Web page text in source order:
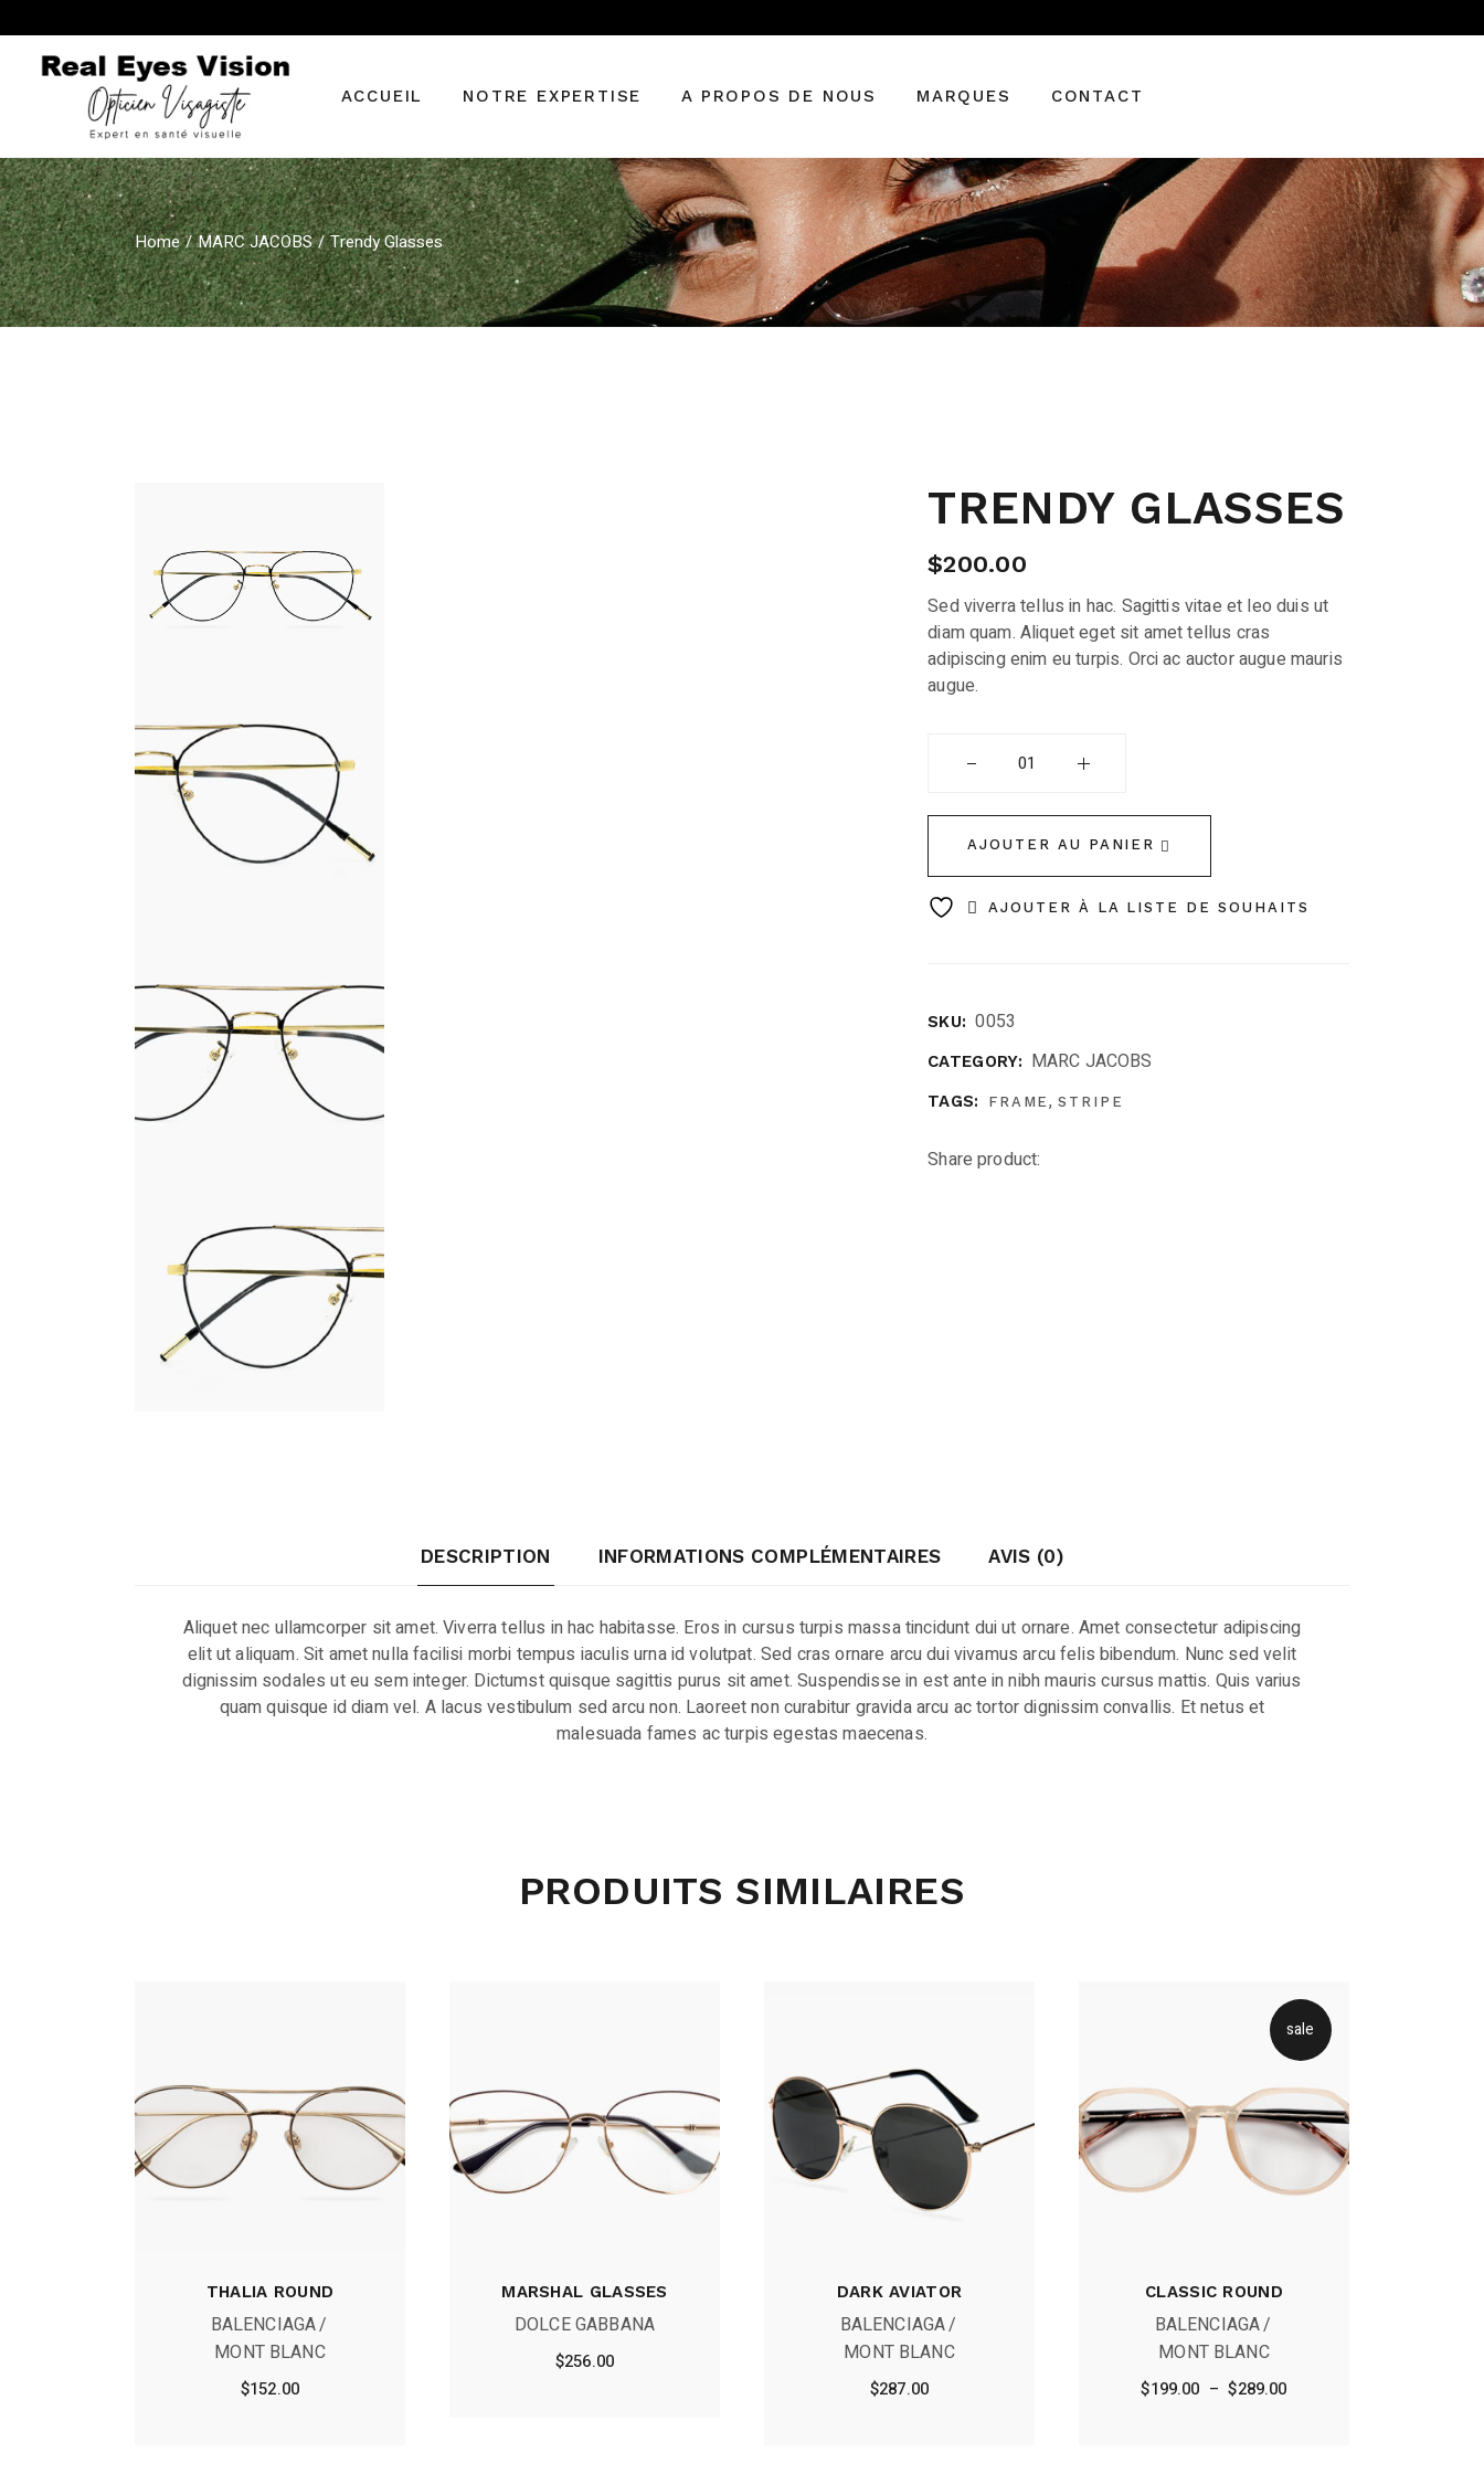
the
content
ACCUEIL NOTRE EXPERTISE
Vérifier sa vue
Renouveler son
ordonnance
Technologie visionnaire
A PROPOS DE NOUS MARQUES
BALENCIAGA
CARRERA
GUCCI
MONT BLANC
CONTACT
Renouveler son
ordonnance
Verres progressifs
Les meilleurs verriers
MONT BLANC
SAINT LAURENT
Home
MARC JACOBS Trendy Glasses
TRENDY GLASSES
$200.00
Sed viverra tellus in hac. Sagittis vitae et leo duis ut
diam quam. Aliquet eget sit amet tellus cras
adipiscing enim eu turpis. Orci ac auctor augue mauris
augue.
AJOUTER AU PANIER
AJOUTER À LA LISTE DE SOUHAITS
SKU: 0053
CATEGORY: MARC JACOBS
TAGS: FRAME, STRIPE
Share product:
DESCRIPTION INFORMATIONS COMPLÉMENTAIRES AVIS (0)
Aliquet nec ullamcorper sit amet. Viverra tellus in hac habitasse. Eros in cursus turpis massa tincidunt dui ut ornare. Amet consectetur adipiscing
elit ut aliquam. Sit amet nulla facilisi morbi tempus iaculis urna id volutpat. Sed cras ornare arcu dui vivamus arcu felis bibendum. Nunc sed velit
dignissim sodales ut eu sem integer. Dictumst quisque sagittis purus sit amet. Suspendisse in est ante in nibh mauris cursus mattis. Quis varius
quam quisque id diam vel. A lacus vestibulum sed arcu non. Laoreet non curabitur gravida arcu ac tortor dignissim convallis. Et netus et
malesuada fames ac turpis egestas maecenas.
PRODUITS SIMILAIRES
THALIA ROUND
BALENCIAGA
MONT BLANC
$152.00
MARSHAL GLASSES
DOLCE GABBANA
$256.00
DARK AVIATOR
BALENCIAGA
MONT BLANC
$287.00
sale
CLASSIC ROUND
BALENCIAGA
MONT BLANC
$199.00 – $289.00Plage
de